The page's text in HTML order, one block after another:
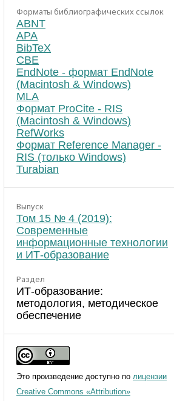
Форматы библиографических ссылок
ABNT
APA
BibTeX
CBE
EndNote - формат EndNote
(Macintosh & Windows)
MLA
Формат ProCite - RIS
(Macintosh & Windows)
RefWorks
Формат Reference Manager -
RIS (только Windows)
Turabian
Выпуск
Том 15 № 4 (2019):
Современные
информационные технологии
и ИТ-образование
Раздел
ИТ-образование:
методология, методическое
обеспечение
Это произведение доступно по лицензии
Creative Commons «Attribution»